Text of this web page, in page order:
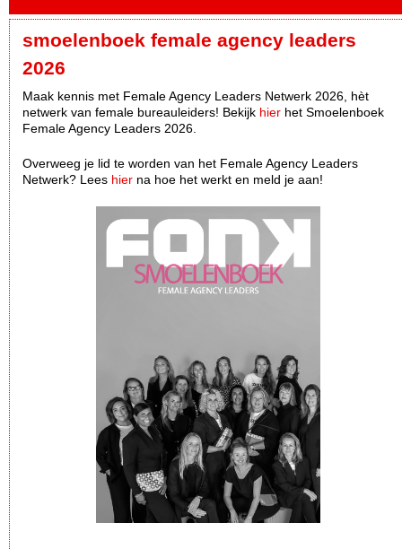
smoelenboek female agency leaders
2026
Maak kennis met Female Agency Leaders Netwerk 2026, hèt
netwerk van female bureauleiders! Bekijk hier het Smoelenboek
Female Agency Leaders 2026.
Overweeg je lid te worden van het Female Agency Leaders
Netwerk? Lees hier na hoe het werkt en meld je aan!